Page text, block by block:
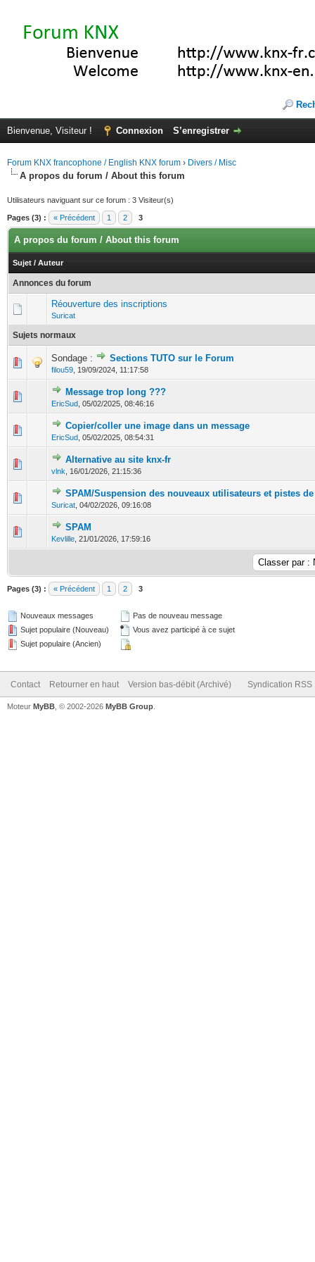
Bienvenue, Visiteur ! Connexion S’enregistrer
Forum KNX francophone / English KNX forum › Divers / Misc
A propos du forum / About this forum
Utilisateurs naviguant sur ce forum : 3 Visiteur(s)
Pages (3) : « Précédent 1 2 3
A propos du forum / About this forum
Sujet / Auteur
Annonces du forum
Réouverture des inscriptions
Suricat
Sujets normaux
Sondage : Sections TUTO sur le Forum
filou59 19/09/2024, 11:17:58
0 Votes - 0 sur 5 en moyenne
1 23 45
Message trop long ???
EricSud 05/02/2025, 08:46:16
0 Votes - 0 sur 5 en moyenne
1 2 3
Copier/coller une image dans un message
EricSud 05/02/2025, 08:54:31
0 Votes - 0 sur 5 en moyenne
1234 5
Alternative au site knx-fr
vlnk 16/01/2026, 21:15:36
0 Votes - 0 sur 5 en moyenne
1234
SPAM/Suspension des nouveaux utilisateurs et pistes
Suricat 04/02/2026, 09:16:08
0 Votes - 0 sur 5 en moyenne
123 45
SPAM
Kevlille 21/01/2026, 17:59:16
0 Votes - 0 sur 5 en moyenne
Pages (3) : « Précédent 1 2 3
Nouveaux messages
Sujet populaire (Nouveau)
Sujet populaire (Ancien)
Pas de nouveau message
Vous avez participé à ce sujet
Contact Retourner en haut Version bas-débit (Archivé) Syndication RSS
Moteur MyBB , © 2002-2026 MyBB Group